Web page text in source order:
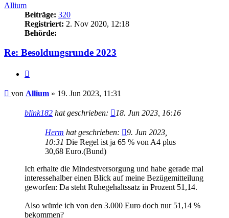
Allium
Beiträge: 320
Registriert: 2. Nov 2020, 12:18
Behörde:
Re: Besoldungsrunde 2023
Beitrag
von Allium » 19. Jun 2023, 11:31
blink182 hat geschrieben: 18. Jun 2023, 16:16
Herm hat geschrieben:
9. Jun 2023,
10:31 Die Regel ist ja 65 % von A4 plus
30,68 Euro.(Bund)
Ich erhalte die Mindestversorgung und habe gerade mal
interessehalber einen Blick auf meine Bezügemitteilung
geworfen: Da steht Ruhegehaltssatz in Prozent 51,14.
Also würde ich von den 3.000 Euro doch nur 51,14 %
bekommen?